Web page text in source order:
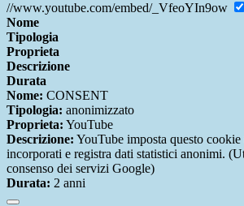
//www.youtube.com/embed/_VfeoYIn9ow
Nome
Tipologia
Proprieta
Descrizione
Durata
Nome: CONSENT
Tipologia: anonimizzato
Proprieta: YouTube
Descrizione: YouTube imposta questo
incorporati e registra dati statistici anonimi.
consenso dei servizi Google)
Durata: 2 anni